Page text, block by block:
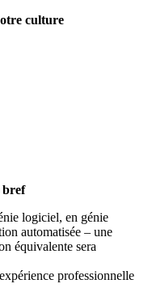
culture
bref
logiciel, en génie
automatisée – une
équivalente sera
professionnelle